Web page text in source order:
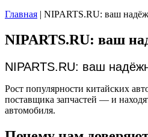
Главная | NIPARTS.RU: ваш
NIPARTS.RU: ваш
NIPARTS.RU: ваш
Рост популярности китайских
поставщика запчастей — и
автомобиля.